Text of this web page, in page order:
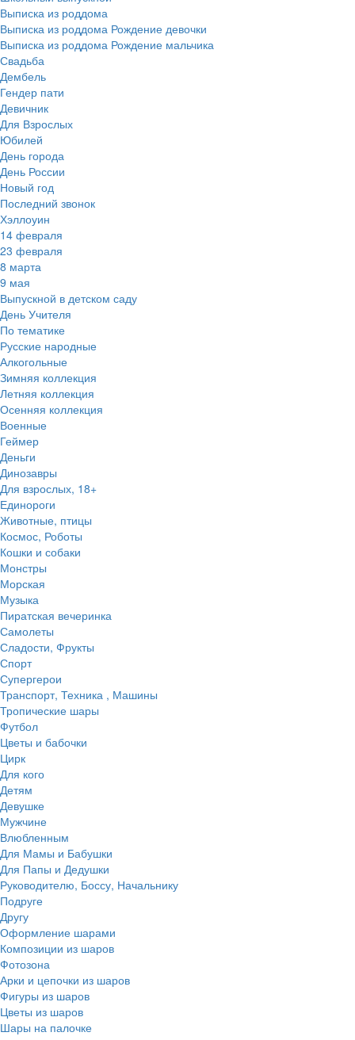
Выписка из роддома
Выписка из роддома Рождение девочки
Выписка из роддома Рождение мальчика
Свадьба
Дембель
Гендер пати
Девичник
Для Взрослых
Юбилей
День города
День России
Новый год
Последний звонок
Хэллоуин
14 февраля
23 февраля
8 марта
9 мая
Выпускной в детском саду
День Учителя
По тематике
Русские народные
Алкогольные
Зимняя коллекция
Летняя коллекция
Осенняя коллекция
Военные
Геймер
Деньги
Динозавры
Для взрослых, 18+
Единороги
Животные, птицы
Космос, Роботы
Кошки и собаки
Монстры
Морская
Музыка
Пиратская вечеринка
Самолеты
Сладости, Фрукты
Спорт
Супергерои
Транспорт, Техника , Машины
Тропические шары
Футбол
Цветы и бабочки
Цирк
Для кого
Детям
Девушке
Мужчине
Влюбленным
Для Мамы и Бабушки
Для Папы и Дедушки
Руководителю, Боссу, Начальнику
Подруге
Другу
Оформление шарами
Композиции из шаров
Фотозона
Арки и цепочки из шаров
Фигуры из шаров
Цветы из шаров
Шары на палочке